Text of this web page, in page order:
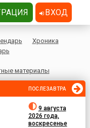
Хроника
материалы
ПОСЛЕЗАВТРА
9 августа
2026 года,
воскресенье
ВХОД